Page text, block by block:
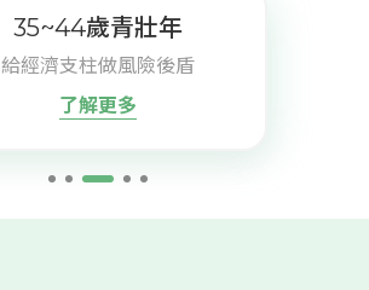
35~44歲青壯年
給經濟支柱做風險後盾
了解更多